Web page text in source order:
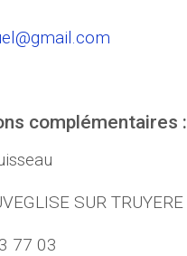
@gmail.com
complémentaires :
SUR TRUYERE
77 03